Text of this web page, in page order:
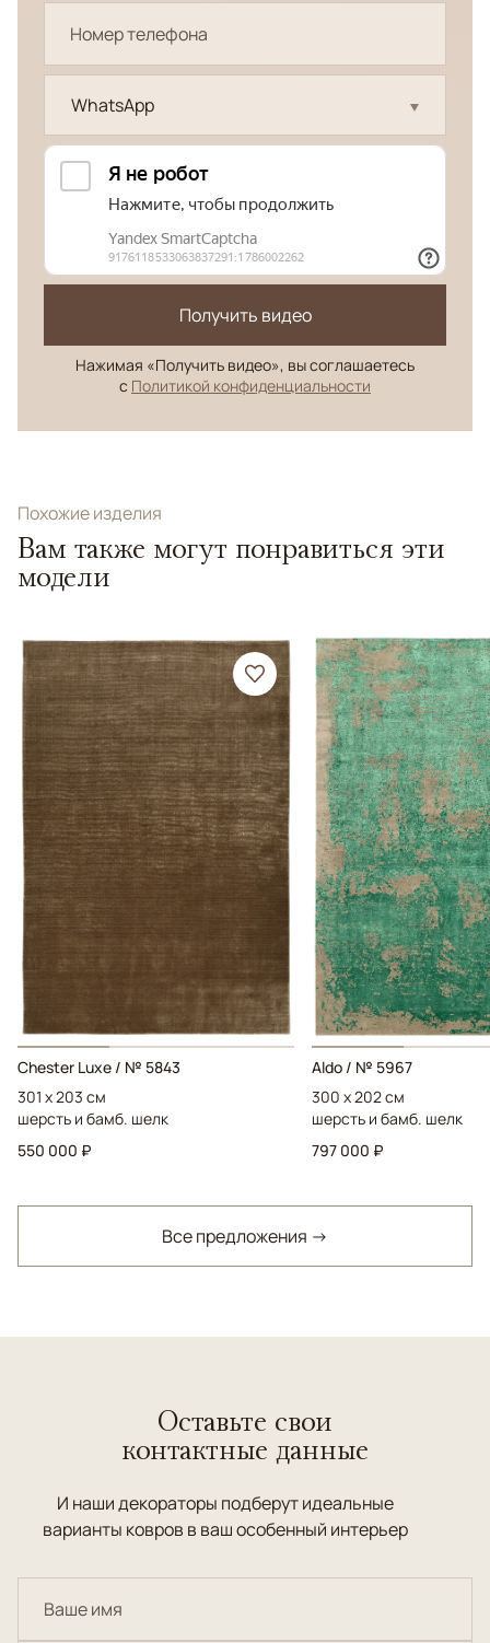
WhatsApp
Получить видео
Нажимая «Получить видео», вы соглашаетесь
с Политикой конфиденциальности
Похожие изделия
Вам также могут понравиться эти
модели
Chester Luxe / № 5843
301 x 203 см
шерсть и бамб. шелк
550 000 ₽
Aldo / № 5967
300 x 202 см
шерсть и бамб. шелк
797 000 ₽
Все предложения →
Оставьте свои
контактные данные
И наши декораторы подберут идеальные
варианты ковров в ваш особенный интерьер